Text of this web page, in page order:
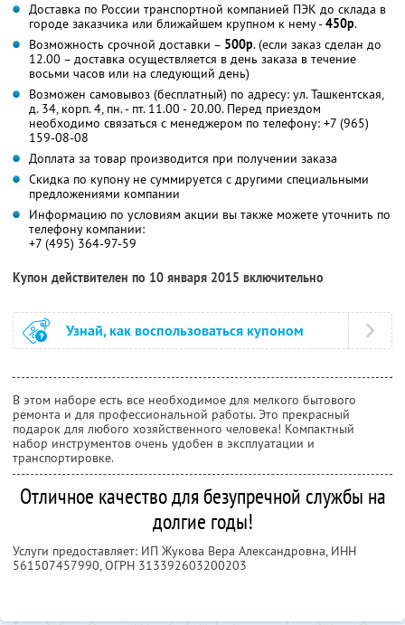
Доставка по России транспортной компанией ПЭК до склада в
городе заказчика или ближайшем крупном к нему -450р.
Возможность срочной доставки – 500р. (если заказ сделан до
12.00 – доставка осуществляется в день заказа в течение
восьми часов или на следующий день)
Возможен самовывоз (бесплатный) по адресу: ул. Ташкентская,
д. 34, корп. 4, пн. - пт. 11.00 - 20.00. Перед приездом
необходимо связаться с менеджером по телефону: +7 (965)
159-08-08
Доплата за товар производится при получении заказа
Скидка по купону не суммируется с другими специальными
предложениями компании
Информацию по условиям акции вы также можете уточнить по
телефону компании:
+7 (495) 364-97-59
Купон действителен по 10 января 2015 включительно
Узнай, как воспользоваться купоном
В этом наборе есть все необходимое для мелкого бытового
ремонта и для профессиональной работы. Это прекрасный
подарок для любого хозяйственного человека! Компактный
набор инструментов очень удобен в эксплуатации и
транспортировке.
Отличное качество для безупречной службы на
долгие годы!
Услуги предоставляет: ИП Жукова Вера Александровна, ИНН
561507457990, ОГРН 313392603200203